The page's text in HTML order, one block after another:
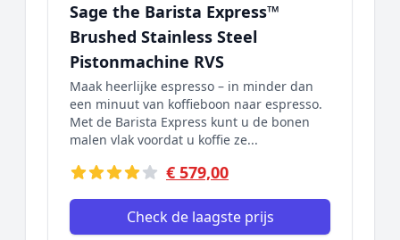
Sage the Barista Express™
Brushed Stainless Steel
Pistonmachine RVS
Maak heerlijke espresso – in minder dan
een minuut van koffieboon naar espresso.
Met de Barista Express kunt u de bonen
malen vlak voordat u koffie ze...
€ 579,00
Check de laagste prijs